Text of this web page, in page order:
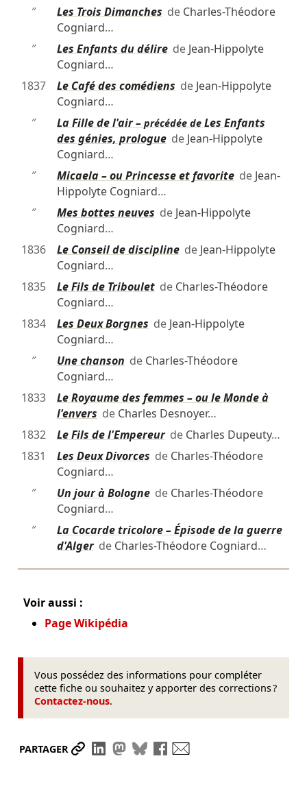
″ Les Trois Dimanches de Charles-Théodore
Cogniard…
″
Les Enfants du délirede Jean-Hippolyte
Cogniard…
1837
Le Café des comédiens de Jean-Hippolyte
Cogniard…
″
La Fille de l'air – précédée deLes Enfants
des génies, prologuede Jean-Hippolyte
Cogniard…
″
Micaela – ou Princesse et favoritede Jean-
Hippolyte Cogniard…
″
Mes bottes neuves de Jean-Hippolyte
Cogniard…
1836
Le Conseil de disciplinede Jean-Hippolyte
Cogniard…
1835
Le Fils de Tribouletde Charles-Théodore
Cogniard…
1834
Les Deux Borgnes de Jean-Hippolyte
Cogniard…
″
Une chanson de Charles-Théodore
Cogniard…
1833
Le Royaume des femmes – ou le Monde à
l'envers de Charles Desnoyer…
1832
Le Fils de l'Empereurde Charles Dupeuty…
1831
Les Deux Divorces de Charles-Théodore
Cogniard…
″
Un jour à Bolognede Charles-Théodore
Cogniard…
″
La Cocarde tricolore – Épisode de la guerre
d'Algerde Charles-Théodore Cogniard…
Voir aussi :
Page Wikipédia
Vous possédez des informations pour compléter
cette fiche ou souhaitez y apporter des corrections ?
Contactez-nous.
PARTAGER Partager le lien
Partager sur LinkedIn
Partager sur Mastodon
Partager sur Bluesky
Partager sur Facebook